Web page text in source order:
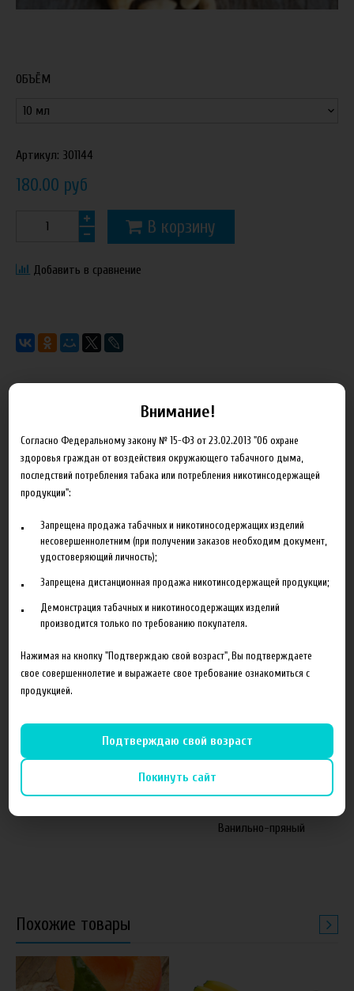
ОБЪЁМ
Артикул: 301144
180.00 руб
В корзину
Добавить в сравнение
Отзывы
Производитель
The Perfumer's Apprentice
Объем
10 мл
Сопутствующие товары
60 руб
Ванильно-пряный
Похожие товары
Внимание!
Согласно Федеральному закону № 15-ФЗ от 23.02.2013 "Об охране
здоровья граждан от воздействия окружающего табачного дыма,
последствий потребления табака или потребления никотинсодержащей
продукции":
Запрещена продажа табачных и никотиносодержащих изделий
несовершеннолетним (при получении заказов необходим документ,
удостоверяющий личность);
Запрещена дистанционная продажа никотинсодержащей продукции;
Демонстрация табачных и никотиносодержащих изделий
производится только по требованию покупателя.
Нажимая на кнопку "Подтверждаю свой возраст", Вы подтверждаете
свое совершеннолетие и выражаете свое требование ознакомиться с
продукцией.
Подтверждаю свой возраст
Покинуть сайт